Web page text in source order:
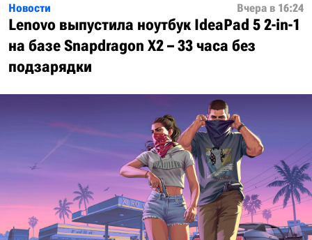
Новости Вчера в 16:24
Lenovo выпустила ноутбук IdeaPad 5 2-in-1
на базе Snapdragon X2 – 33 часа без
подзарядки